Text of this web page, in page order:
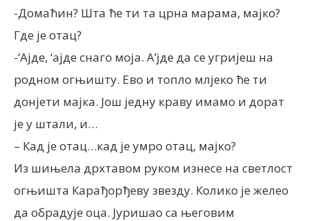
-Домаћин? Шта ће ти та црна марама, мајко?
Где је отац?
-‘Ајде, ‘ајде снаго моја. А’јде да се угријеш на
родном огњишту. Ево и топло млјеко ће ти
донјети мајка. Још једну краву имамо и дорат
је у штали, и…
– Кад је отац…кад је умро отац, мајко?
Из шињела дрхтавом руком изнесе на светлост
огњишта Карађорђеву звезду. Колико је желео
да обрадује оца. Јуришао са његовим